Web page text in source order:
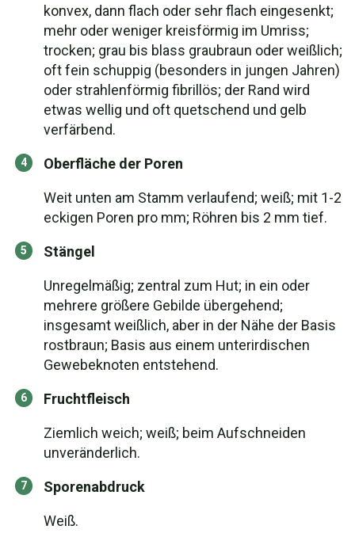
konvex, dann flach oder sehr flach eingesenkt;
mehr oder weniger kreisförmig im Umriss;
trocken; grau bis blass graubraun oder weißlich;
oft fein schuppig (besonders in jungen Jahren)
oder strahlenförmig fibrillös; der Rand wird
etwas wellig und oft quetschend und gelb
verfärbend.
Oberfläche der Poren
Weit unten am Stamm verlaufend; weiß; mit 1-2
eckigen Poren pro mm; Röhren bis 2 mm tief.
Stängel
Unregelmäßig; zentral zum Hut; in ein oder
mehrere größere Gebilde übergehend;
insgesamt weißlich, aber in der Nähe der Basis
rostbraun; Basis aus einem unterirdischen
Gewebeknoten entstehend.
Fruchtfleisch
Ziemlich weich; weiß; beim Aufschneiden
unveränderlich.
Sporenabdruck
Weiß.